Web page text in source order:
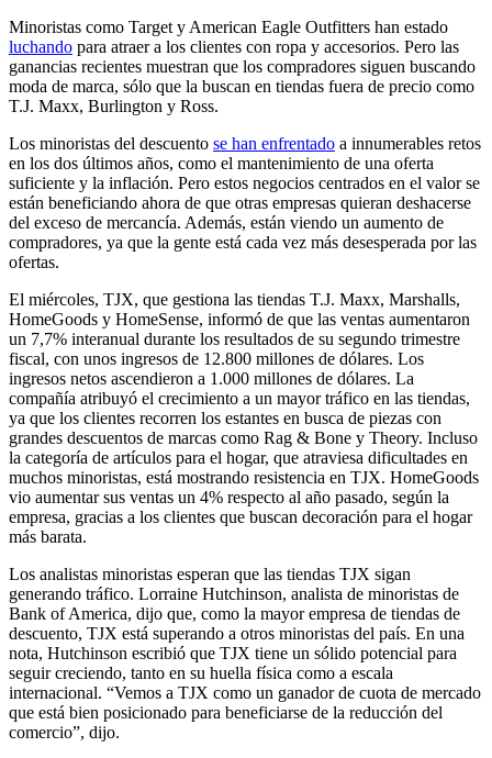
Minoristas como Target y American Eagle Outfitters han estado
luchando para atraer a los clientes con ropa y accesorios. Pero las
ganancias recientes muestran que los compradores siguen buscando
moda de marca, sólo que la buscan en tiendas fuera de precio como
T.J. Maxx, Burlington y Ross.
Los minoristas del descuento se han enfrentado a innumerables retos
en los dos últimos años, como el mantenimiento de una oferta
suficiente y la inflación. Pero estos negocios centrados en el valor se
están beneficiando ahora de que otras empresas quieran deshacerse
del exceso de mercancía. Además, están viendo un aumento de
compradores, ya que la gente está cada vez más desesperada por las
ofertas.
El miércoles, TJX, que gestiona las tiendas T.J. Maxx, Marshalls,
HomeGoods y HomeSense, informó de que las ventas aumentaron
un 7,7% interanual durante los resultados de su segundo trimestre
fiscal, con unos ingresos de 12.800 millones de dólares. Los
ingresos netos ascendieron a 1.000 millones de dólares. La
compañía atribuyó el crecimiento a un mayor tráfico en las tiendas,
ya que los clientes recorren los estantes en busca de piezas con
grandes descuentos de marcas como Rag & Bone y Theory. Incluso
la categoría de artículos para el hogar, que atraviesa dificultades en
muchos minoristas, está mostrando resistencia en TJX. HomeGoods
vio aumentar sus ventas un 4% respecto al año pasado, según la
empresa, gracias a los clientes que buscan decoración para el hogar
más barata.
Los analistas minoristas esperan que las tiendas TJX sigan
generando tráfico. Lorraine Hutchinson, analista de minoristas de
Bank of America, dijo que, como la mayor empresa de tiendas de
descuento, TJX está superando a otros minoristas del país. En una
nota, Hutchinson escribió que TJX tiene un sólido potencial para
seguir creciendo, tanto en su huella física como a escala
internacional. “Vemos a TJX como un ganador de cuota de mercado
que está bien posicionado para beneficiarse de la reducción del
comercio”, dijo.